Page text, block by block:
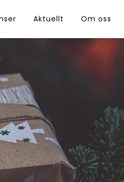
Aktuellt Om oss